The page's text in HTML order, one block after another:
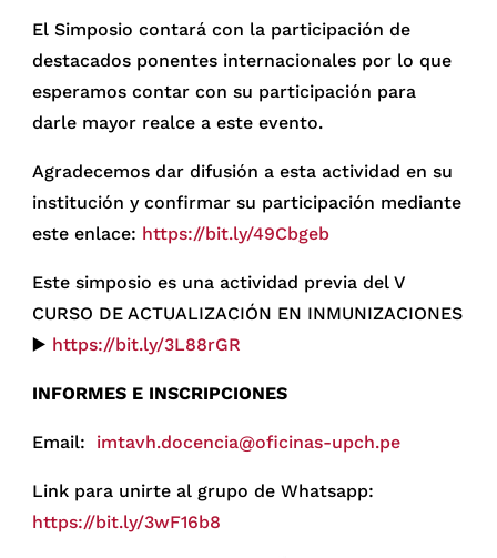
El Simposio contará con la participación de
destacados ponentes internacionales por lo que
esperamos contar con su participación para
darle mayor realce a este evento.
Agradecemos dar difusión a esta actividad en su
institución y confirmar su participación mediante
este enlace: https://bit.ly/49Cbgeb
Este simposio es una actividad previa del V
CURSO DE ACTUALIZACIÓN EN INMUNIZACIONES
▶️ https://bit.ly/3L88rGR
INFORMES E INSCRIPCIONES
Email: imtavh.docencia@oficinas-upch.pe
Link para unirte al grupo de Whatsapp:
https://bit.ly/3wF16b8